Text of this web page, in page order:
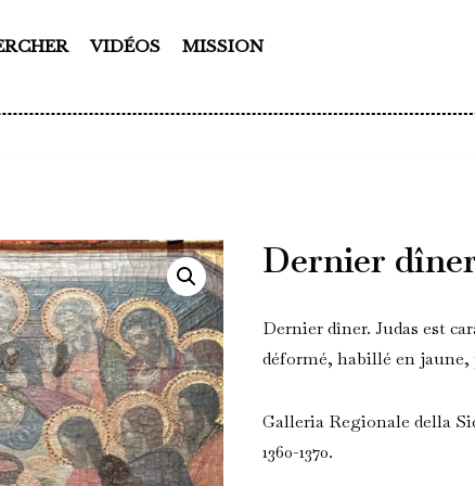
VIDÉOS MISSION
Dernier
Dernier dîner. Judas est
déformé, habillé en
Galleria Regionale della
1360-1370.